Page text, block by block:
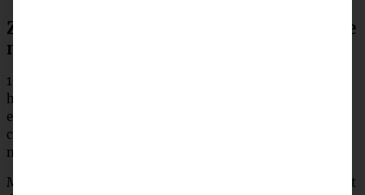
Zubereitung Bûche de Noël – Biskuitrolle
mit Schoko-Zimt-Orangen-Creme
100 g Kuvertüre in eine Schüssel geben und über dem
heißen Wasserbad schmelzen. Flüssige Kuvertüre auf
einem Bogen Backpapier ganz dünn verstreichen, dabei 5
cm Abstand zu den Rändern lassen, damit beim Einrollen
nichts herausquillt.
Mit einem 2. Bogen Backpapier bedecken, Backpapiere mit